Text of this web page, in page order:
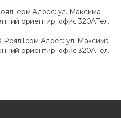
Адрес: ул. Максима
ориентир: офис 320АТел.:
Адрес: ул. Максима
ориентир: офис 320АТел.: